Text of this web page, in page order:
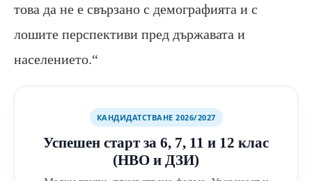
това да не е свързано с демографията и с
лошите перспективи пред държавата и
населението.“
КАНДИДАТСТВАНЕ 2026/2027
Успешен старт за 6, 7, 11 и 12 клас
(НВО и ДЗИ)